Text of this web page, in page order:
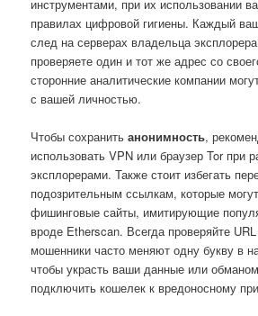
инструментами, при их использовании
правилах цифровой гигиены. Каждый
след на серверах владельца
проверяете один и тот же адрес со
сторонние аналитические компании
с вашей личностью.
Чтобы сохранитьанонимность,
использовать VPN или браузер Tor при
эксплорерами. Также стоит избегать
подозрительным ссылкам, которые
фишинговые сайты, имитирующие
вроде Etherscan. Всегда проверяйте
мошенники часто меняют одну букву в
чтобы украсть ваши данные или
подключить кошелек к вредоносному